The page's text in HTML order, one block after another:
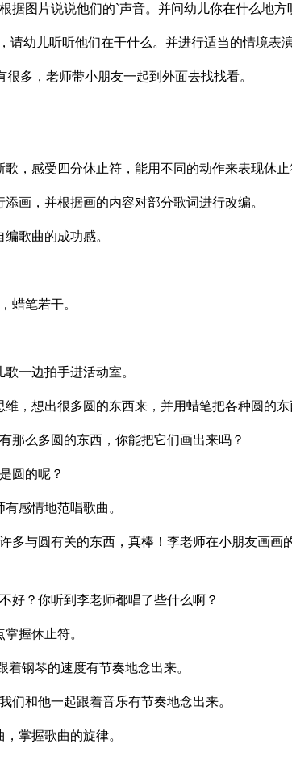
据图片说说他们的`声音。并问幼儿你在什么地方
请幼儿听听他们在干什么。并进行适当的情境表演
多，老师带小朋友一起到外面去找找看。
，感受四分休止符，能用不同的动作来表现休止
画，并根据画的内容对部分歌词进行改编。
歌曲的成功感。
蜡笔若干。
一边拍手进活动室。
，想出很多圆的东西来，并用蜡笔把各种圆的东
那么多圆的东西，你能把它们画出来吗？
圆的呢？
感情地范唱歌曲。
多与圆有关的东西，真棒！李老师在小朋友画画
好？你听到李老师都唱了些什么啊？
握休止符。
着钢琴的速度有节奏地念出来。
们和他一起跟着音乐有节奏地念出来。
，掌握歌曲的旋律。